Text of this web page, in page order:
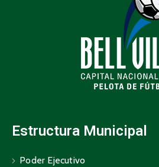
Estructura Municipal
Poder Ejecutivo